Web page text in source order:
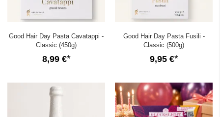
Good Hair Day Pasta Cavatappi -
Classic (450g)
8,99 €
Good Hair Day Pasta Fusili -
Classic (500g)
9,95 €